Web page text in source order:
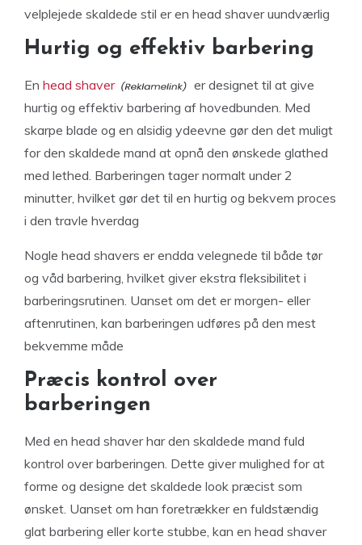
velplejede skaldede stil er en head shaver uundværlig
Hurtig og effektiv barbering
En head shaver
er designet til at give
hurtig og effektiv barbering af hovedbunden. Med
skarpe blade og en alsidig ydeevne gør den det muligt
for den skaldede mand at opnå den ønskede glathed
med lethed. Barberingen tager normalt under 2
minutter, hvilket gør det til en hurtig og bekvem proces
i den travle hverdag
Nogle head shavers er endda velegnede til både tør
og våd barbering, hvilket giver ekstra fleksibilitet i
barberingsrutinen. Uanset om det er morgen- eller
aftenrutinen, kan barberingen udføres på den mest
bekvemme måde
Præcis kontrol over
barberingen
Med en head shaver har den skaldede mand fuld
kontrol over barberingen. Dette giver mulighed for at
forme og designe det skaldede look præcist som
ønsket. Uanset om han foretrækker en fuldstændig
glat barbering eller korte stubbe, kan en head shaver